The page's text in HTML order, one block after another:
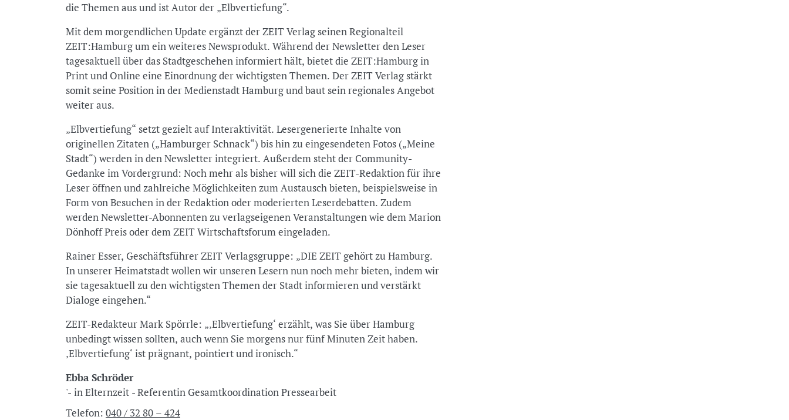
die Themen aus und ist Autor der „Elbvertiefung“.
Mit dem morgendlichen Update ergänzt der ZEIT Verlag seinen Regionalteil
ZEIT:Hamburg um ein weiteres Newsprodukt. Während der Newsletter den Leser
tagesaktuell über das Stadtgeschehen informiert hält, bietet die ZEIT:Hamburg in
Print und Online eine Einordnung der wichtigsten Themen. Der ZEIT Verlag stärkt
somit seine Position in der Medienstadt Hamburg und baut sein regionales Angebot
weiter aus.
„Elbvertiefung“ setzt gezielt auf Interaktivität. Lesergenerierte Inhalte von
originellen Zitaten („Hamburger Schnack“) bis hin zu eingesendeten Fotos („Meine
Stadt“) werden in den Newsletter integriert. Außerdem steht der Community-
Gedanke im Vordergrund: Noch mehr als bisher will sich die ZEIT-Redaktion für ihre
Leser öffnen und zahlreiche Möglichkeiten zum Austausch bieten, beispielsweise in
Form von Besuchen in der Redaktion oder moderierten Leserdebatten. Zudem
werden Newsletter-Abonnenten zu verlagseigenen Veranstaltungen wie dem Marion
Dönhoff Preis oder dem ZEIT Wirtschaftsforum eingeladen.
Rainer Esser, Geschäftsführer ZEIT Verlagsgruppe: „DIE ZEIT gehört zu Hamburg.
In unserer Heimatstadt wollen wir unseren Lesern nun noch mehr bieten, indem wir
sie tagesaktuell zu den wichtigsten Themen der Stadt informieren und verstärkt
Dialoge eingehen.“
ZEIT-Redakteur Mark Spörrle: „‚Elbvertiefung‘ erzählt, was Sie über Hamburg
unbedingt wissen sollten, auch wenn Sie morgens nur fünf Minuten Zeit haben.
‚Elbvertiefung‘ ist prägnant, pointiert und ironisch.“
Ebba Schröder
'- in Elternzeit - Referentin Gesamtkoordination Pressearbeit
Telefon: 040 / 32 80 – 424